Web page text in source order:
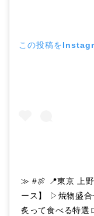
この投稿を
≫ #🍖 📍東京 上
ース】 ▷焼物盛
炙って食べる特選